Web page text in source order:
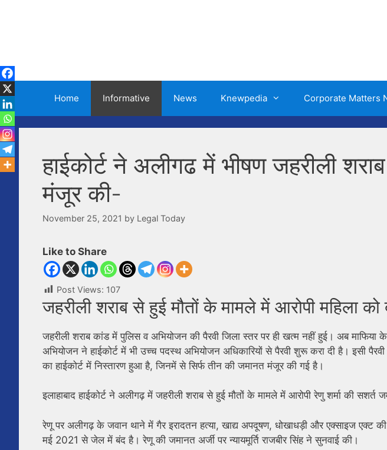
Home Informative News Knewpedia Corporate Matters
हाईकोर्ट ने अलीगढ में भीषण जहरीली
मंजूर की-
November 25, 2021 by Legal Today
Like to Share
Post Views: 107
जहरीली शराब से हुई मौतों के मामले में आरोपी महिला
जहरीली शराब कांड में पुलिस व अभियोजन की पैरवी जिला स्तर पर ही खत्म नहीं हुई। अब
अभियोजन ने हाईकोर्ट में भी उच्च पदस्थ अभियोजन अधिकारियों से पैरवी शुरू करा दी है। इसी
का हाईकोर्ट में निस्तारण हुआ है, जिनमें से सिर्फ तीन की जमानत मंजूर की गई है।
इलाहाबाद हाईकोर्ट ने अलीगढ़ में जहरीली शराब से हुई मौतों के मामले में आरोपी रेणु शर्मा की
रेणू पर अलीगढ़ के जवान थाने में गैर इरादतन हत्या, खाद्य अपदूषण, धोखाधड़ी और एक्साइज एक्ट
मई 2021 से जेल में बंद है। रेणू की जमानत अर्जी पर न्यायमूर्ति राजबीर सिंह ने सुनवाई की।